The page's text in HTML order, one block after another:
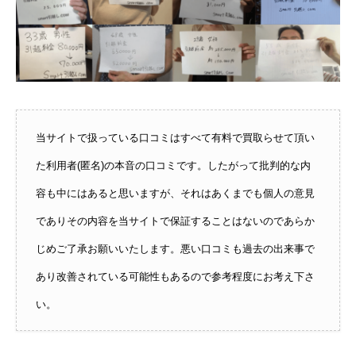
当サイトで扱っている口コミはすべて有料で買取らせて頂い
た利用者(匿名)の本音の口コミです。したがって批判的な内
容も中にはあると思いますが、それはあくまでも個人の意見
でありその内容を当サイトで保証することはないのであらか
じめご了承お願いいたします。悪い口コミも過去の出来事で
あり改善されている可能性もあるので参考程度にお考え下さ
い。